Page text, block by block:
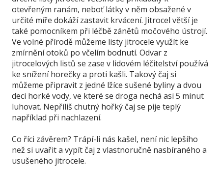
otevřeným ranám, neboť látky v něm obsažené v
určité míře dokáží zastavit krvácení. Jitrocel větší je
také pomocníkem při léčbě zánětů močového ústrojí.
Ve volné přírodě můžeme listy jitrocele využít ke
zmírnění otoků po včelím bodnutí. Odvar z
jitrocelových listů se zase v lidovém léčitelství používá
ke snížení horečky a proti kašli. Takový čaj si
můžeme připravit z jedné lžíce sušené byliny a dvou
deci horké vody, ve které se droga nechá asi 5 minut
luhovat. Nepříliš chutný hořký čaj se pije teplý
například při nachlazení.
Co říci závěrem? Trápí-li nás kašel, není nic lepšího
než si uvařit a vypít čaj z vlastnoručně nasbíraného a
usušeného jitrocele.